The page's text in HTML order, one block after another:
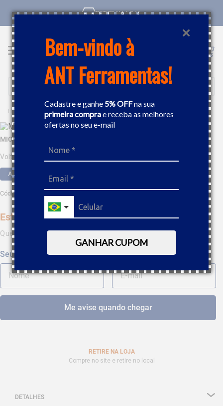
Bem-vindo à
ANT Ferramentas!
Cadastre e ganhe5% OFFna sua
primeira comprae receba as melhores
ofertas no seu e-mail
GANHAR CUPOM
RETIRE NA LOJA
Buscar
FERRAMENTAS MICRO RETÍFICA MICRO RETIFICA 12V M12 MILWAUKE 4179.9
MICRO RETIFICA 12V M12 MILWAUKE 4179.9
Voltagem
A Bateria
Código
Este produto não está disponível no momento
Quero saber quando estiver disponível
RETIRE NA LOJA
Compre no site e retire no local
DETALHES